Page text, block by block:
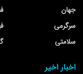
جهان
سرگرمی
سلامتی
اخبار اخیر